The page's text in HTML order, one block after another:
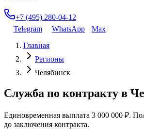
+7 (495) 280-04-12
Telegram
WhatsApp
Max
Главная
Регионы
Челябинск
Служба по контракту в
Единовременная выплата 3 000 000 ₽.
до заключения контракта.